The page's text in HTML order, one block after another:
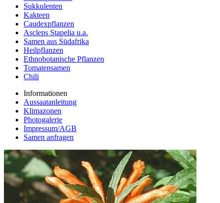
Sukkulenten
Kakteen
Caudexpflanzen
Ascleps Stapelia u.a.
Samen aus Südafrika
Heilpflanzen
Ethnobotanische Pflanzen
Tomatensamen
Chili
Informationen
Aussaatanleitung
Klimazonen
Photogalerie
Impressum/AGB
Samen anfragen